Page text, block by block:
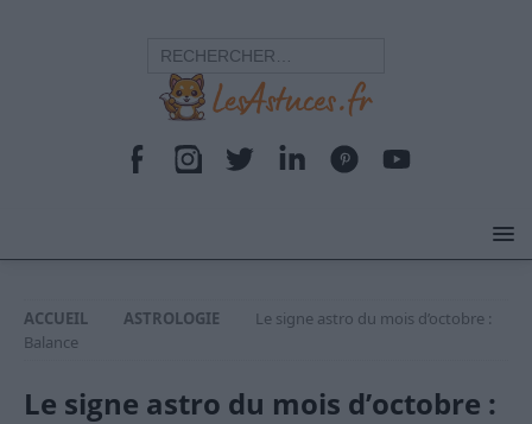
ACCUEIL ASTROLOGIE
Le signe astro du mois d’octobre :
Balance
Le signe astro du mois d’octobre :